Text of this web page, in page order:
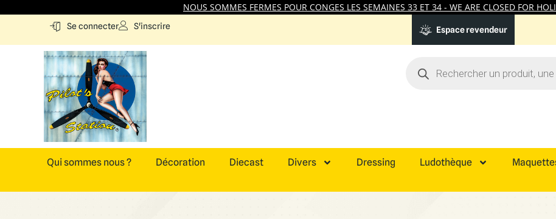
NOUS SOMMES FERMES POUR CONGES LES SEMAINES 33 ET 34 - WE ARE CLOSED FOR
Se connecter S'inscrire Espace revendeur
Qui sommes nous ? Décoration Diecast Divers Dressing Ludothèque